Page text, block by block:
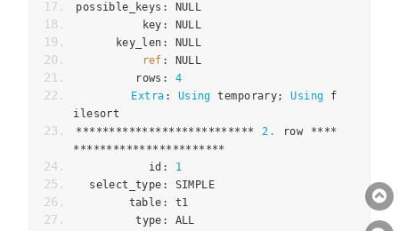
possible_keys :
NULL
          key
:
NULL
      key_len
:
NULL
ref :
NULL
         rows
:
4
Extra : Using temporary; Using f
ilesort
***************************
2. row ****
***********************
           id
:
1
  select_type
:
SIMPLE
        table
:
t1
         type
:
ALL